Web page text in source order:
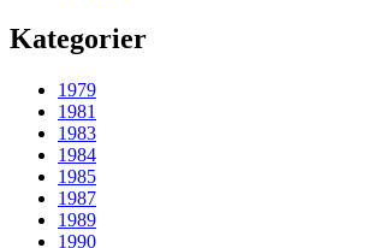
Kategorier
1979
1981
1983
1984
1985
1987
1989
1990